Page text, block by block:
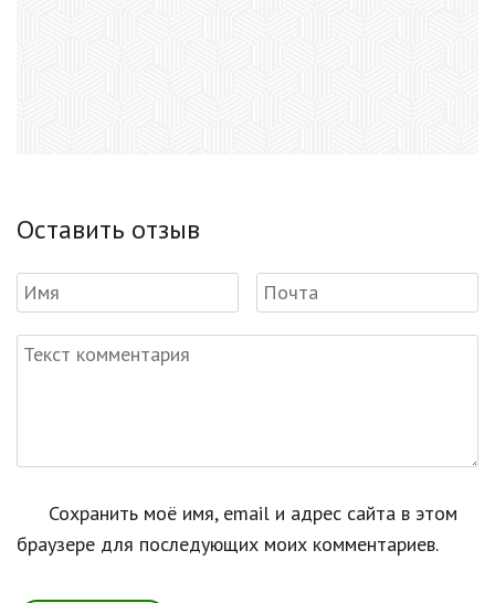
Оставить отзыв
Сохранить моё имя, email и адрес сайта в этом
браузере для последующих моих комментариев.